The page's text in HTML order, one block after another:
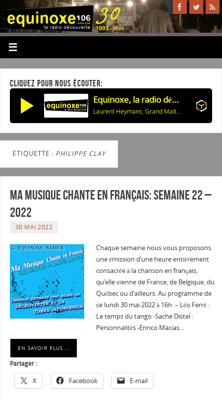
CLIQUEZ POUR NOUS ÉCOUTER:
Equinoxe, la radio découverte
Laurent Heymans, Grand Maître de la Confrérie: La Programmation des Nuits de Buley 2026
ÉTIQUETTE : PHILIPPE CLAY
Ma musique chante en Français: Semaine 22 –
2022
30 MAI 2022
Chaque semaine nous vous proposons
une émission d’une heure entièrement
consacrée à la chanson en français,
qu’elle vienne de France, de Belgique, du
Québec ou d’ailleurs. Au programme de
ce lundi 30 mai 2022 à 16h: – Léo Ferré :
Le temps du tango -Sache Distel :
Personnalités -Enrico Macias…
EN SAVOIR PLUS …
Partager :
X Facebook E-mail